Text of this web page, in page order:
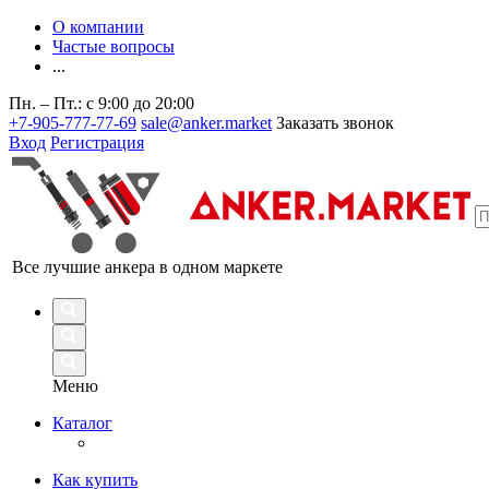
О компании
Частые вопросы
...
Пн. – Пт.: с 9:00 до 20:00
+7-905-777-77-69 sale@anker.market Заказать звонок
Вход Регистрация
Все лучшие анкера в одном маркете
Меню
Каталог
Как купить